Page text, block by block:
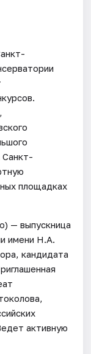
Санкт-
площадках
— выпускница
имени Н.А.
кандидата
активную